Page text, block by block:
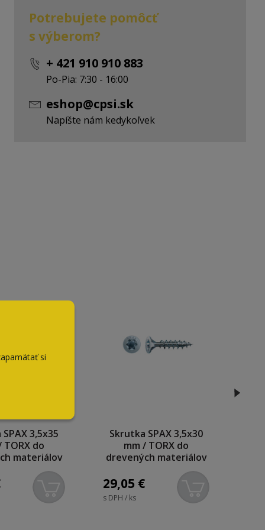
si
Potrebujete pomôcť
s výberom?
+ 421 910 910 883
Po-Pia: 7:30 - 16:00
eshop@cpsi.sk
Napíšte nám kedykoľvek
3,5x35
TORX do
materiálov
Skrutka SPAX 3,5x30
mm / TORX do
drevených materiálov
29,05 €
s DPH / ks